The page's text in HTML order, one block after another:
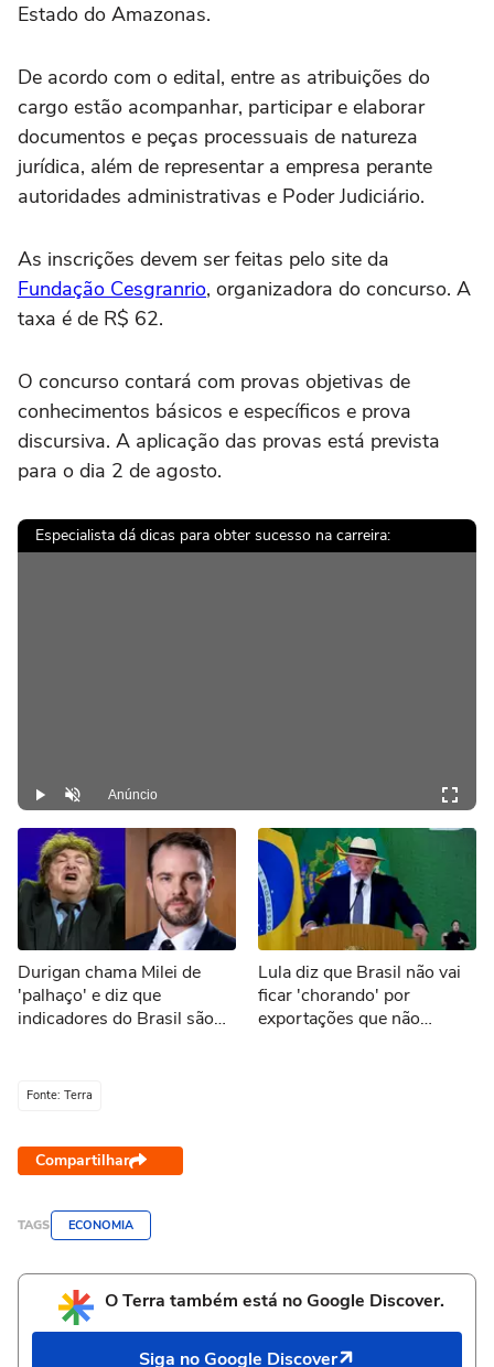
Estado do Amazonas.
De acordo com o edital, entre as atribuições do
cargo estão acompanhar, participar e elaborar
documentos e peças processuais de natureza
jurídica, além de representar a empresa perante
autoridades administrativas e Poder Judiciário.
As inscrições devem ser feitas pelo site da
Fundação Cesgranrio, organizadora do concurso. A
taxa é de R$ 62.
O concurso contará com provas objetivas de
conhecimentos básicos e específicos e prova
discursiva. A aplicação das provas está prevista
para o dia 2 de agosto.
Especialista dá dicas para obter sucesso na carreira:
Play DesmutarAnúncio
Durigan chama Milei de
'palhaço' e diz que
indicadores do Brasil são
Lula diz que Brasil não vai
ficar 'chorando' por
exportações que não
Fonte: Terra
Compartilhar
TAGS ECONOMIA
O Terra também está no Google Discover.
Siga no Google Discover